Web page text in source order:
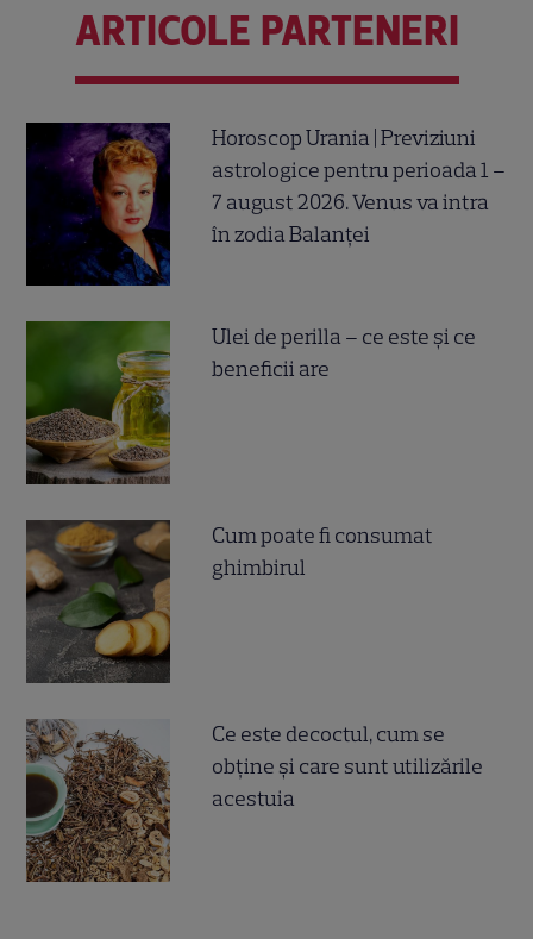
ARTICOLE PARTENERI
Horoscop Urania | Previziuni
astrologice pentru perioada 1 –
7 august 2026. Venus va intra
în zodia Balanței
Ulei de perilla – ce este și ce
beneficii are
Cum poate fi consumat
ghimbirul
Ce este decoctul, cum se
obţine şi care sunt utilizările
acestuia